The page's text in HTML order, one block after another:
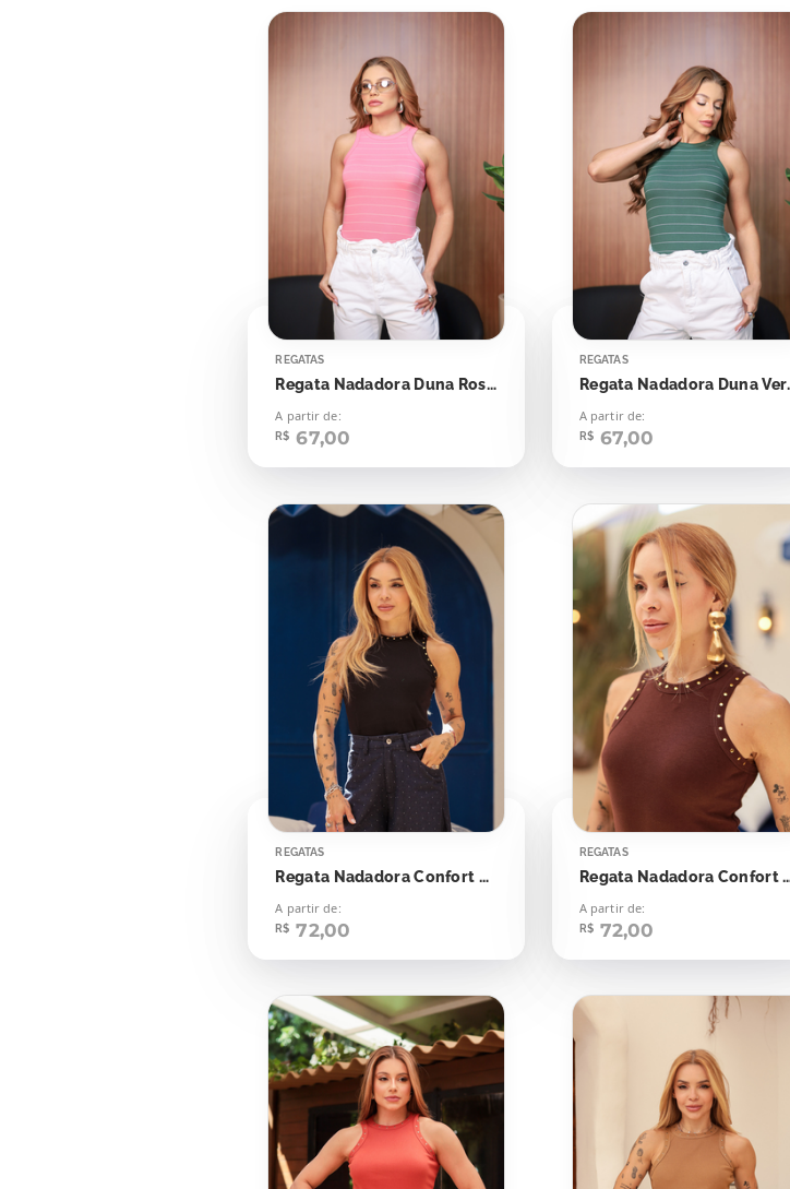
REGATAS
Regata Nadadora Duna Rosa Seco Listras Off
A partir de:
R$ 67,00
REGATAS
Regata
A partir de:
R$ 67,00
REGATAS
Regata Nadadora Confort Bolinhas Aplicação
A partir de:
R$ 72,00
REGATAS
Regata Nadadora
A partir de:
R$ 72,00